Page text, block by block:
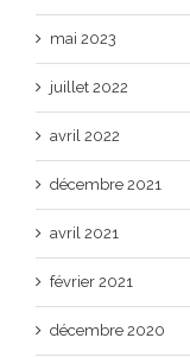
mai 2023
juillet 2022
avril 2022
décembre 2021
avril 2021
février 2021
décembre 2020